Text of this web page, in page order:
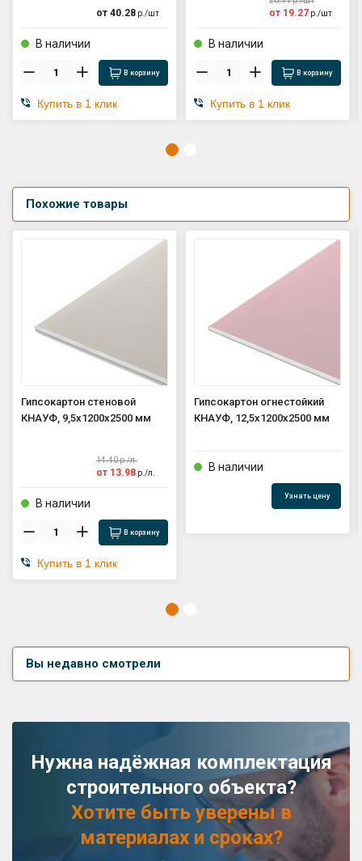
от 40.28 р./шт
В наличии
В корзину
Купить в 1 клик
от 19.27 р./шт
В наличии
В корзину
Купить в 1 клик
Похожие товары
Гипсокартон стеновой
КНАУФ, 9,5х1200х2500 мм
14.40р./л.
от 13.98 р./л.
В наличии
В корзину
Купить в 1 клик
Гипсокартон огнестойкий
КНАУФ, 12,5х1200х2500 мм
В наличии
Узнать цену
Вы недавно смотрели
Нужна надёжная комплектация
строительного объекта?
Хотите быть уверены в
материалах и сроках?